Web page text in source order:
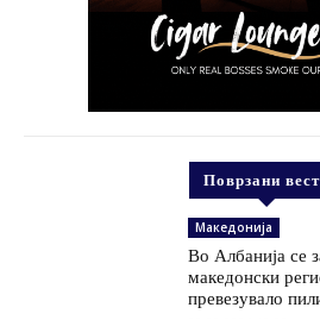
Поврзани
Македонија
Во Албанија се
македонски
превезувало